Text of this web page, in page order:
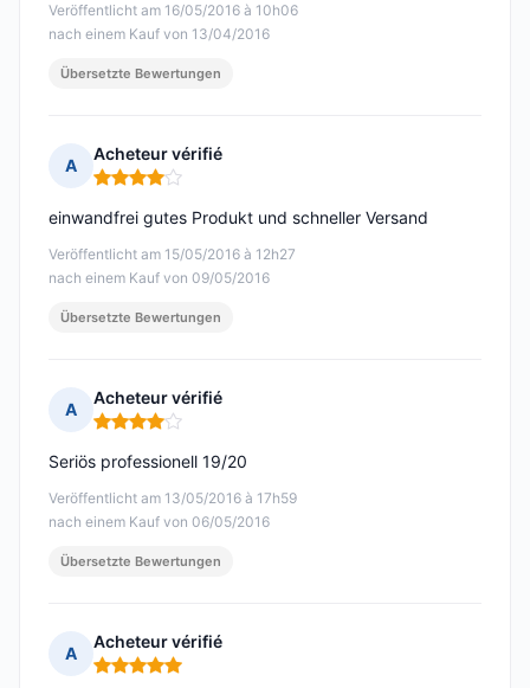
Veröffentlicht am 16/05/2016 à 10h06
nach einem Kauf von 13/04/2016
Übersetzte Bewertungen
A
Acheteur vérifié
Hinweis: 4 von 5
Veröffentlicht am 15/05/2016 à 12h27
nach einem Kauf von 09/05/2016
einwandfrei gutes Produkt und schneller Versand
Übersetzte Bewertungen
A
Acheteur vérifié
Hinweis: 4 von 5
Veröffentlicht am 13/05/2016 à 17h59
nach einem Kauf von 06/05/2016
Seriös professionell 19/20
Übersetzte Bewertungen
A
Acheteur vérifié
Hinweis: 5 von 5